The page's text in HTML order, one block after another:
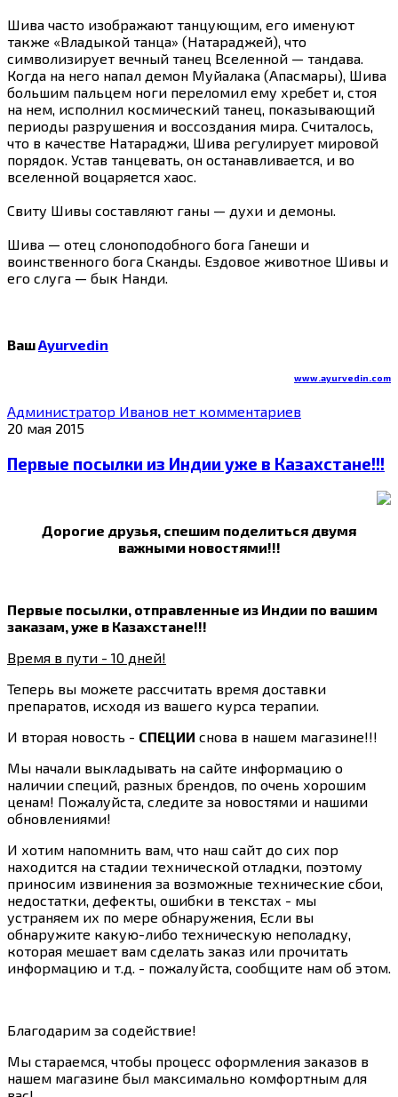
Шива часто изображают танцующим, его именуют
также «Владыкой танца» (Натараджей), что
символизирует вечный танец Вселенной — тандава.
Когда на него напал демон Муйалака (Апасмары), Шива
большим пальцем ноги переломил ему хребет и, стоя
на нем, исполнил космический танец, показывающий
периоды разрушения и воссоздания мира. Считалось,
что в качестве Натараджи, Шива регулирует мировой
порядок. Устав танцевать, он останавливается, и во
вселенной воцаряется хаос.
Свиту Шивы составляют ганы — духи и демоны.
Шива — отец слоноподобного бога Ганеши и
воинственного бога Сканды. Ездовое животное Шивы и
его слуга — бык Нанди.
ВашAyurvedin
www.ayurvedin.com
Администратор Иванов нет комментариев
20 мая 2015
Первые посылки из Индии уже в Казахстане!!!
Дорогие друзья, спешим поделиться двумя
важными новостями!!!
Первые посылки, отправленные из Индии по вашим
заказам, уже в Казахстане!!!
Время в пути - 10 дней!
Теперь вы можете рассчитать время доставки
препаратов, исходя из вашего курса терапии.
И вторая новость - СПЕЦИИ снова в нашем магазине!!!
Мы начали выкладывать на сайте информацию о
наличии специй, разных брендов, по очень хорошим
ценам! Пожалуйста, следите за новостями и нашими
обновлениями!
И хотим напомнить вам, что наш сайт до сих пор
находится на стадии технической отладки, поэтому
приносим извинения за возможные технические сбои,
недостатки, дефекты, ошибки в текстах - мы
устраняем их по мере обнаружения, Если вы
обнаружите какую-либо техническую неполадку,
которая мешает вам сделать заказ или прочитать
информацию и т.д. - пожалуйста, сообщите нам об этом.
Благодарим за содействие!
Мы стараемся, чтобы процесс оформления заказов в
нашем магазине был максимально комфортным для